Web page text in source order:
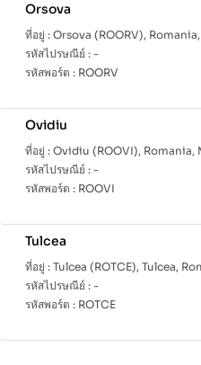
Orsova
ที่อยู่ : Orsova (ROORV),
รหัสไปรษณีย์ : -
รหัสพอร์ต : ROORV
Ovidiu
ที่อยู่ : Ovidiu (ROOVI), Romania,
รหัสไปรษณีย์ : -
รหัสพอร์ต : ROOVI
Tulcea
ที่อยู่ : Tulcea (ROTCE), Tulcea,
รหัสไปรษณีย์ : -
รหัสพอร์ต : ROTCE